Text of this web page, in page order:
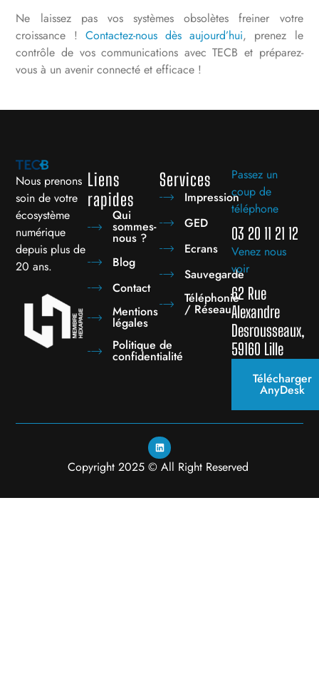
Ne laissez pas vos systèmes obsolètes freiner votre
croissance ! Contactez-nous dès aujourd’hui, prenez le
contrôle de vos communications avec TECB et préparez-
vous à un avenir connecté et efficace !
Nous prenons
soin de votre
écosystème
numérique
depuis plus de
20 ans.
Liens
rapides
Qui
sommes-
nous ?
Blog
Contact
Mentions
légales
Politique de
confidentialité
Services
Impression
GED
Ecrans
Sauvegarde
Téléphonie
/ Réseau
Passez un
coup de
téléphone
03 20 11 21 12
Venez nous
voir
62 Rue
Alexandre
Desrousseaux,
59160 Lille
Télécharger
AnyDesk
Copyright 2025 © All Right Reserved